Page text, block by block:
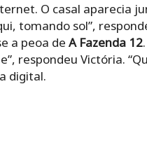
O casal aparecia
tomando sol”,
a peoa de A Fazenda 12.
respondeu Victória.
digital.